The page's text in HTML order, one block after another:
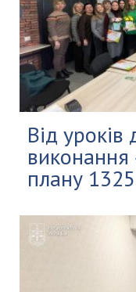
Від уроків
виконання
плану